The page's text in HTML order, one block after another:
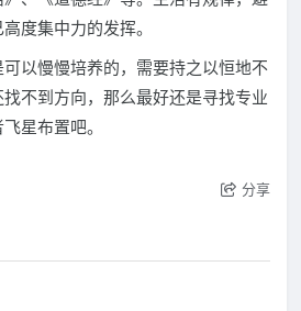
度集中力的发挥。
以慢慢培养的，需要持之以恒地不
不到方向，那么最好还是寻找专业
星布置吧。
分享